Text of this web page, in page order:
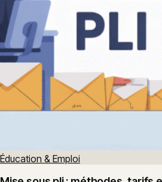
Éducation & Emploi